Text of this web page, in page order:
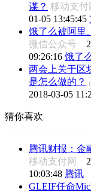
谋？ 移动支
01-05 13:45:45
饿了么被阿里
微信公众号
09:26:16 饿了
两会上关于区
是怎么做的？
2018-03-05
猜你喜欢
腾讯财报：金
移动支付网
10:03:48 腾讯
GLEIF任命